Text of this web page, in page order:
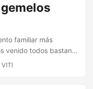
familiar más
venido todos bastante
De mi indumentaria
VITI